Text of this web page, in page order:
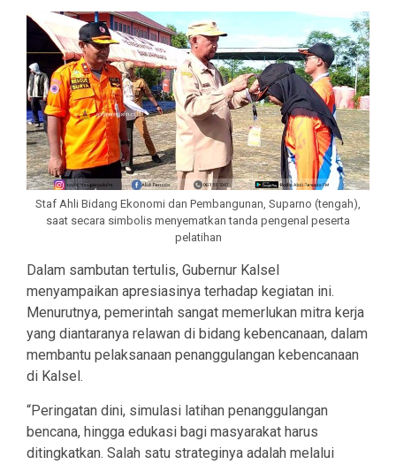
Staf Ahli Bidang Ekonomi dan Pembangunan, Suparno (tengah),
saat secara simbolis menyematkan tanda pengenal peserta
pelatihan
Dalam sambutan tertulis, Gubernur Kalsel
menyampaikan apresiasinya terhadap kegiatan ini.
Menurutnya, pemerintah sangat memerlukan mitra kerja
yang diantaranya relawan di bidang kebencanaan, dalam
membantu pelaksanaan penanggulangan kebencanaan
di Kalsel.
“Peringatan dini, simulasi latihan penanggulangan
bencana, hingga edukasi bagi masyarakat harus
ditingkatkan. Salah satu strateginya adalah melalui